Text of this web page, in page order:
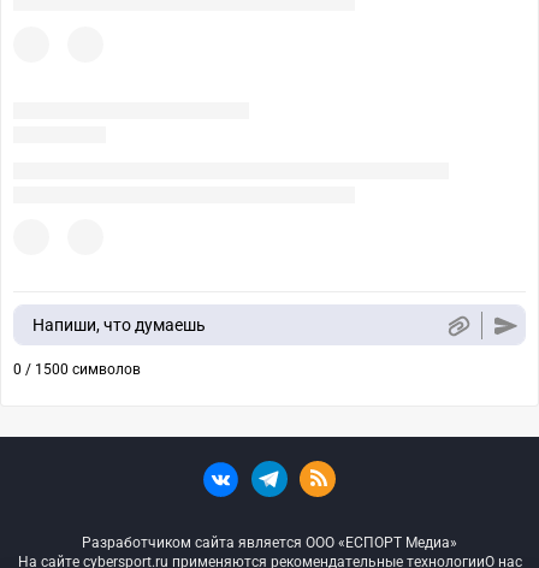
Напиши, что думаешь
0 / 1500 символов
Разработчиком сайта является ООО «ЕСПОРТ Медиа»
На сайте cybersport.ru применяются рекомендательные технологииО нас